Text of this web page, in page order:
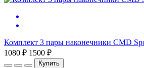
Комплект 3 пары наконечники CMD
1080 ₽ 1500 ₽
Купить